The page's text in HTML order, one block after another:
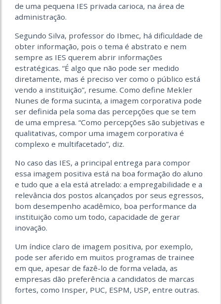
de uma pequena IES privada carioca, na área de
administração.
Segundo Silva, professor do Ibmec, há dificuldade de
obter informação, pois o tema é abstrato e nem
sempre as IES querem abrir informações
estratégicas. “É algo que não pode ser medido
diretamente, mas é preciso ver como o público está
vendo a instituição”, resume. Como define Mekler
Nunes de forma sucinta, a imagem corporativa pode
ser definida pela soma das percepções que se tem
de uma empresa. “Como percepções são subjetivas e
qualitativas, compor uma imagem corporativa é
complexo e multifacetado”, diz.
No caso das IES, a principal entrega para compor
essa imagem positiva está na boa formação do aluno
e tudo que a ela está atrelado: a empregabilidade e a
relevância dos postos alcançados por seus egressos,
bom desempenho acadêmico, boa performance da
instituição como um todo, capacidade de gerar
inovação.
Um índice claro de imagem positiva, por exemplo,
pode ser aferido em muitos programas de trainee
em que, apesar de fazê-lo de forma velada, as
empresas dão preferência a candidatos de marcas
fortes, como Insper, PUC, ESPM, USP, entre outras.